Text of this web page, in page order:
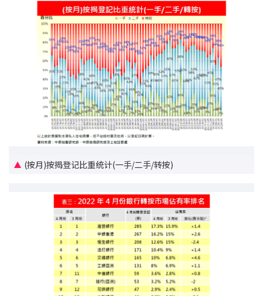
免费物业估价
下载中心
按揭全面睇
新闻/研究
统计数据库
按揭快趣智识
(按月)按揭登记比重统计(一手/二手/转按)